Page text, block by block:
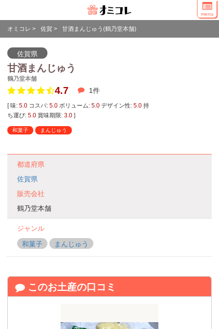
menu
オミコレ > 佐賀 > 甘酒まんじゅう(鶴乃堂本舗)
佐賀県
甘酒まんじゅう
鶴乃堂本舗
4.7 1件
[ 味: 5.0 コスパ: 5.0 ボリューム: 5.0 デザイン性: 5.0 持
ち運び: 5.0 賞味期限: 3.0 ]
和菓子 まんじゅう
都道府県
佐賀県
販売会社
鶴乃堂本舗
ジャンル
和菓子
まんじゅう
このお土産の口コミ